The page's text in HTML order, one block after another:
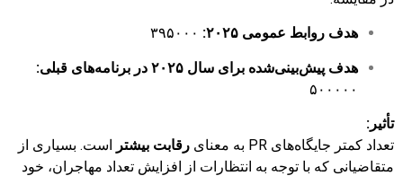
هدف روابط عمومی ۲۰۲۵:
هدف پیش‌بینی‌شده برای سال ۲۰۲۵ در برنامه‌های قبلی:
۵۰۰۰۰۰
تأثیر:
تعداد کمتر جایگاه‌های PR به معنای
رقابت بیشتر است. بسیاری از
متقاضیانی که با توجه به انتظارات از افزایش تعداد مهاجران، خود